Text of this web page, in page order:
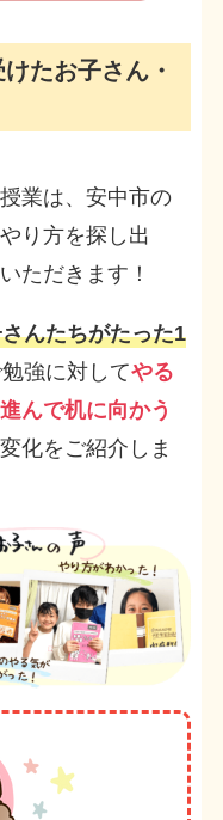
たお子さん・
業は、安中市の
り方を探し出
ただきます！
んたちがたった1
強に対してやる
んで机に向かう
化をご紹介しま